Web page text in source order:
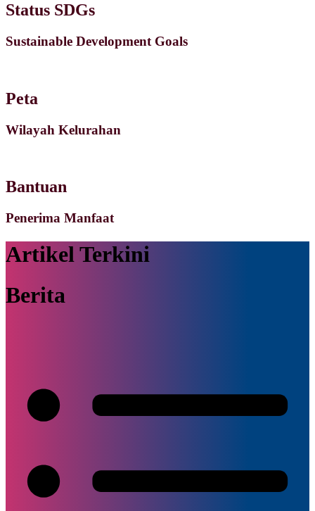
Status SDGs
Sustainable Development Goals
Peta
Wilayah Kelurahan
Bantuan
Penerima Manfaat
Artikel Terkini
Berita